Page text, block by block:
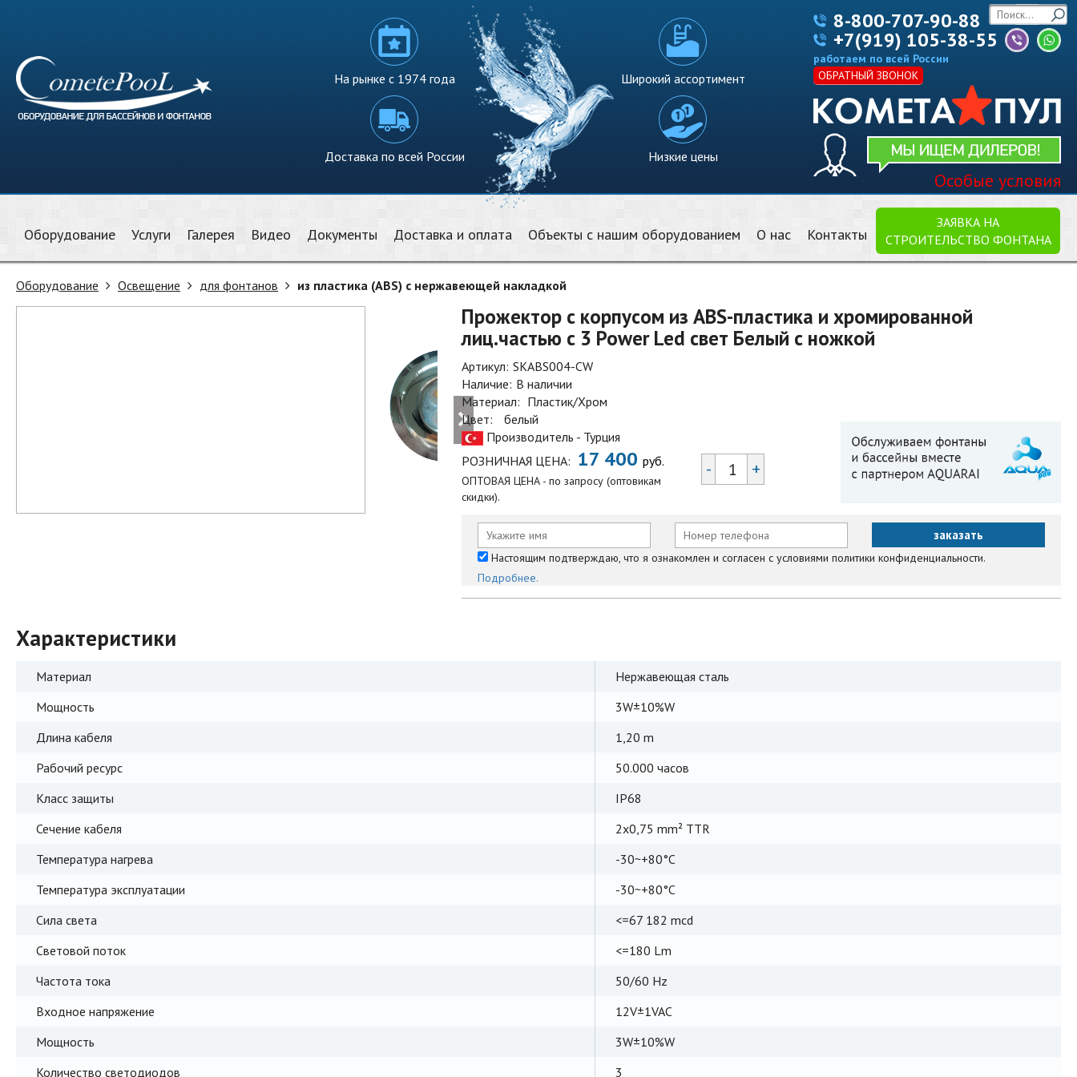
8-800-707-90-88
+7(919) 105-38-55
работаем по всей России
ОБРАТНЫЙ ЗВОНОК
Особые условия
На рынке с 1974 года Широкий ассортимент
Доставка по всей России Низкие цены
Оборудование Услуги Галерея Видео Документы Доставка и оплата Объекты с нашим оборудованием О нас Контакты
ЗАЯВКА НА
СТРОИТЕЛЬСТВО ФОНТАНА
Оборудование Освещение для фонтанов из пластика (ABS) с нержавеющей накладкой
Прожектор с корпусом из ABS-пластика и хромированной
лиц.частью с 3 Power Led свет Белый с ножкой
Артикул: SKABS004-CW
Наличие: В наличии
Материал: Пластик/Хром
Цвет:
белый
Производитель - Турция
РОЗНИЧНАЯ ЦЕНА: 17 400 руб.
ОПТОВАЯ ЦЕНА - по запросу (оптовикам
скидки).
- +
Настоящим подтверждаю, что я ознакомлен и согласен с условиями политики конфиденциальности.
Подробнее.
Характеристики
Материал
Нержавеющая сталь
Мощность
3W±10%W
Длина кабеля
1,20 m
Рабочий ресурс
50.000 часов
Класс защиты
IP68
Сечение кабеля
2x0,75 mm² TTR
Температура нагрева
-30~+80°C
Температура эксплуатации
-30~+80°C
Сила света
<=67 182 mcd
Световой поток
<=180 Lm
Частота тока
50/60 Hz
Входное напряжение
12V±1VAC
Мощность
3W±10%W
Количество светодиодов
3